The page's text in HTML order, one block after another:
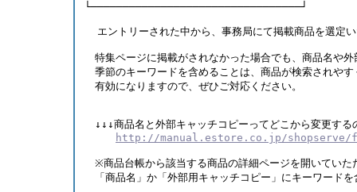
└─────────────────────────────────┘
エントリーされた中から、事務局にて掲載商品を選定
特集ページに掲載がされなかった場合でも、商品名や外
季節のキーワードを含めることは、商品が検索されやす
有効になりますので、ぜひご対応ください。
↓↓↓商品名と外部キャッチコピーってどこから変更する
http://manual.estore.co.jp/shopserve/
※商品台帳から該当する商品の詳細ページを開いていた
「商品名」か「外部用キャッチコピー」にキーワード